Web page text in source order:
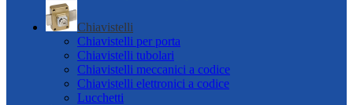
Chiavistelli
Chiavistelli per porta
Chiavistelli tubolari
Chiavistelli meccanici a codice
Chiavistelli elettronici a codice
Lucchetti